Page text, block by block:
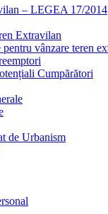
– LEGEA 17/2014
Extravilan
pentru vânzare teren
Cumpărători
de Urbanism